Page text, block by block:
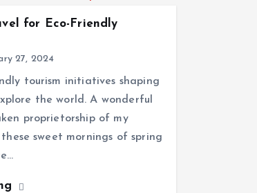
for Eco-Friendly
27, 2024
tourism initiatives shaping
the world. A wonderful
proprietorship of my
sweet mornings of spring